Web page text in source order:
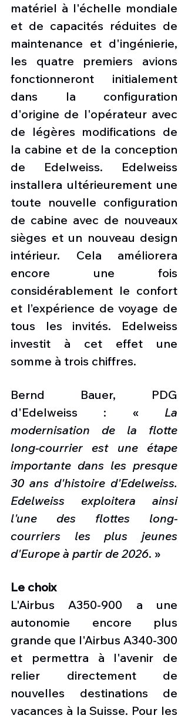
matériel à l'échelle mondiale
et de capacités réduites de
maintenance et d'ingénierie,
les quatre premiers avions
fonctionneront initialement
dans la configuration
d'origine de l'opérateur avec
de légères modifications de
la cabine et de la conception
de Edelweiss. Edelweiss
installera ultérieurement une
toute nouvelle configuration
de cabine avec de nouveaux
sièges et un nouveau design
intérieur. Cela améliorera
encore une fois
considérablement le confort
et l’expérience de voyage de
tous les invités. Edelweiss
investit à cet effet une
somme à trois chiffres.
Bernd Bauer, PDG
d'Edelweiss : « La
modernisation de la flotte
long-courrier est une étape
importante dans les presque
30 ans d'histoire d'Edelweiss.
Edelweiss exploitera ainsi
l'une des flottes long-
courriers les plus jeunes
d'Europe à partir de 2026. »
Le choix
L'Airbus A350-900 a une
autonomie encore plus
grande que l'Airbus A340-300
et permettra à l'avenir de
relier directement de
nouvelles destinations de
vacances à la Suisse. Pour les